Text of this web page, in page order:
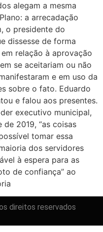
alegam a mesma
a arrecadação
o presidente do
dissesse de forma
relação à aprovação
se aceitariam ou não
e em uso da
sobre o fato. Eduardo
e falou aos presentes.
executivo municipal,
2019, “as coisas
tomar essa
dos servidores
à espera para as
de confiança” ao
direitos reservados